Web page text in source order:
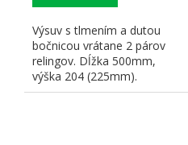
Výsuv s tlmením a dutou
bočnicou vrátane 2 párov
relingov. Dĺžka 500mm,
výška 204 (225mm).
Nosnosť do 35kg. Farba...